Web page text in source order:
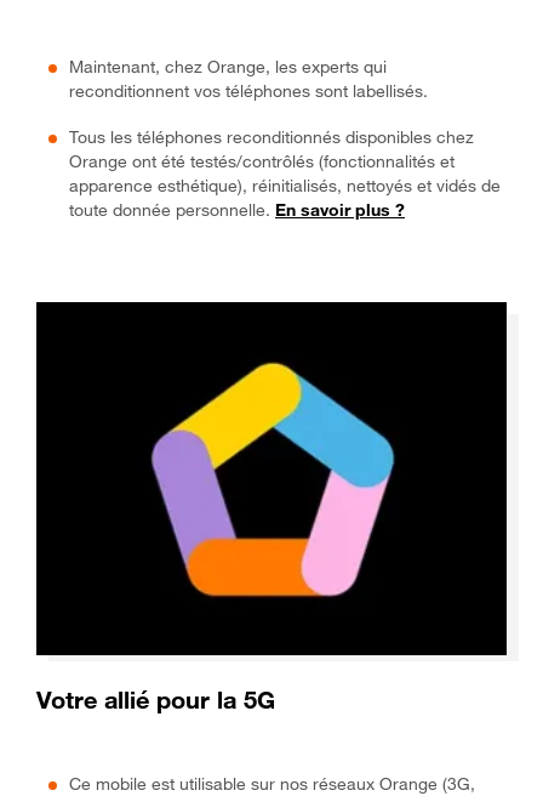
Maintenant, chez Orange, les experts qui
reconditionnent vos téléphones sont labellisés.
Tous les téléphones reconditionnés disponibles chez
Orange ont été testés/contrôlés (fonctionnalités et
apparence esthétique), réinitialisés, nettoyés et vidés de
toute donnée personnelle. En savoir plus ?
Votre allié pour la 5G
Ce mobile est utilisable sur nos réseaux Orange (3G,